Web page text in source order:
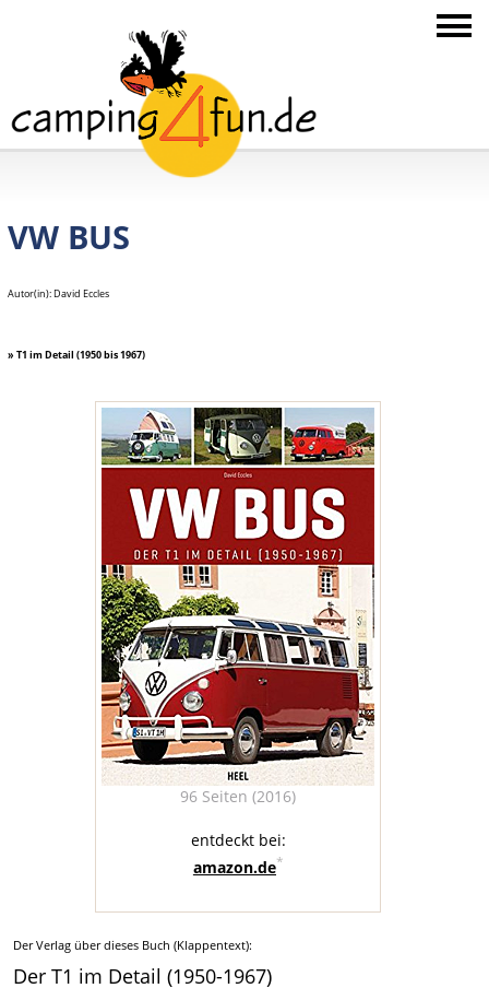
VW BUS
Autor(in): David Eccles
» T1 im Detail (1950 bis 1967)
96 Seiten (2016)
entdeckt bei:
amazon.de*
Der Verlag über dieses Buch (Klappentext):
Der T1 im Detail (1950-1967)